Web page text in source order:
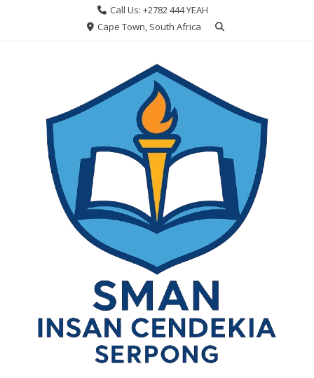
Call Us: +2782 444 YEAH
Cape Town, South Africa